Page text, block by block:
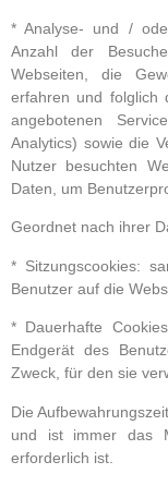
* Analyse- und /
Anzahl der
Webseiten, die
erfahren und folglich
angebotenen
Analytics) sowie die
Nutzer besuchten
Daten, um
Geordnet nach ihrer
* Sitzungscookies:
Benutzer auf die
* Dauerhafte
Endgerät des
Zweck, für den sie
Die
und ist immer das
erforderlich ist.